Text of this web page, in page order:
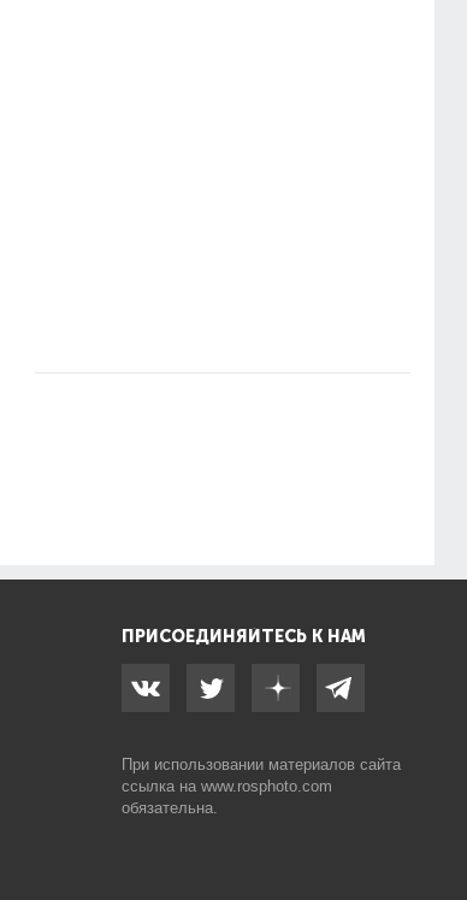
ПРИСОЕДИНЯЙТЕСЬ К НАМ
При использовании материалов сайта
ссылка на www.rosphoto.com
обязательна.